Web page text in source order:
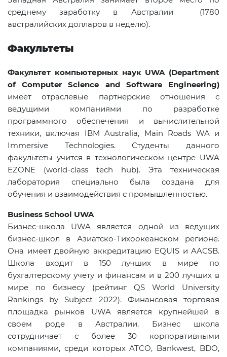
среднему заработку в Австралии (1780
австралийских долларов в неделю).
Факультеты
Факультет компьютерных наук UWA (Department
of
Computer Science and Software Engineering)
имеет отраслевые партнерские отношения с
ведущими компаниями по разработке
программного обеспечения и вычислительной
техники, включая IBM Australia, Main Roads WA и
Immersive Technologies. Студенты данного
факультеты учится в технологическом центре UWA
EZONE (world-class tech hub). Эта техническая
лаборатория специально была создана для
обучения и взаимодействия с промышленностью.
Business School UWA
Бизнес-школа UWA является одной из ведущих
бизнес-школ в Азиатско-Тихоокеанском регионе.
Она имеет двойную аккредитацию EQUIS и AACSB.
Школа входит в 150 лучших в мире по
бухгалтерскому учету и финансам и в 200 лучших в
мире по бизнесу (рейтинг QS World
University
Rankings
by Subject 2022). Финансовая торговая
площадка рынков UWA является крупнейшей в
своем роде в Австралии. Бизнес школа
сотрудничает с более 30 корпоративными
компаниями, среди которыхATCO, Bankwest, BDO,